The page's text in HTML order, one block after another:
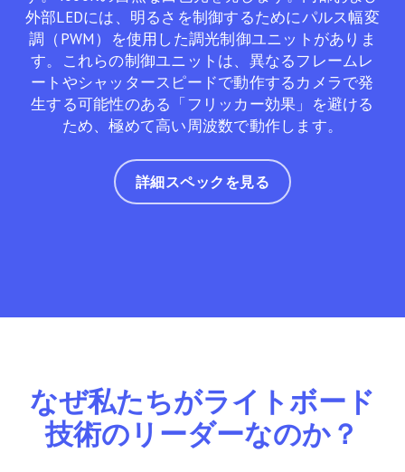
外部LEDには、明るさを制御するためにパルス幅変
調（PWM）を使用した調光制御ユニットがありま
す。これらの制御ユニットは、異なるフレームレ
ートやシャッタースピードで動作するカメラで発
生する可能性のある「フリッカー効果」を避ける
ため、極めて高い周波数で動作します。
詳細スペックを見る
なぜ私たちがライトボード
技術のリーダーなのか？